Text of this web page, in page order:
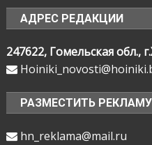
АДРЕС РЕДАКЦИИ
247622, Гомельская обл.,
РАЗМЕСТИТЬ РЕКЛАМУ
hn_reklama@mail.ru